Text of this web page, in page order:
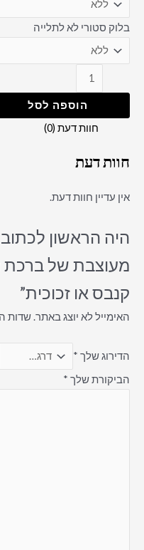
בלוק סטורי לא לתלייה
הוספה לסל
חוות דעת (0)
חוות דעת
אין עדיין חוות דעת.
מעוצבת של
קנבס או זכוכית”
האימייל לא יוצג באתר.שדות
הדירוג שלך *
הביקורת שלך *